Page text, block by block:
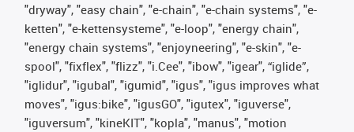
"dryway", "easy chain", "e-chain", "e-chain systems", "e-
ketten", "e-kettensysteme", "e-loop", "energy chain",
"energy chain systems", "enjoyneering", "e-skin", "e-
spool", "fixflex", "flizz", "i.Cee", "ibow", "igear", “iglide”,
"iglidur", "igubal", "igumid", "igus", "igus improves what
moves", "igus:bike", "igusGO", "igutex", "iguverse",
"iguversum", "kineKIT", "kopla", "manus", "motion